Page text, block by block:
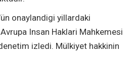
onaylandigi yillardaki
Insan Haklari Mahkemesi
izledi. Mülkiyet hakkinin